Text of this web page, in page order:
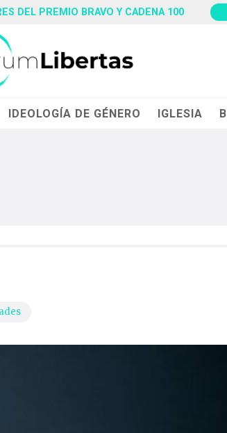
DEL PREMIO BRAVO Y CADENA 100
IDEOLOGÍA DE GÉNERO IGLESIA